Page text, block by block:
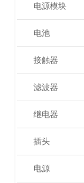
电源模块
电池
接触器
滤波器
继电器
插头
电源